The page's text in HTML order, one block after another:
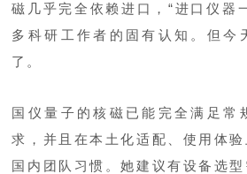
磁几乎完全依赖进口，“进口仪器
多科研工作者的固有认知。但今
了。
国仪量子的核磁已能完全满足常
求，并且在本土化适配、使用体
国内团队习惯。她建议有设备选